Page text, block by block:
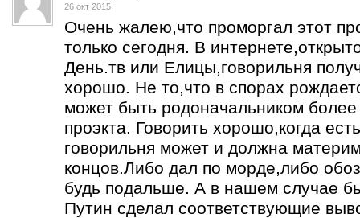
26 окт 2015
Очень жалею,что проморгал этот
только сегодня. В
День.тв или Елицы,говорильня
хорошо. Не то,что в спорах
может быть родоначальником более
проэкта. Говорить хорошо,когда
говорильня может и должна
концов.Либо дал по морде,либо
будь подальше. А в нашем случае
Путин сделал соответствующие